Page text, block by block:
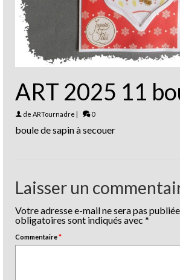
ART 2025 11
de ARTournadre | 0
boule de sapin à secouer
Laisser un
Votre adresse e-mail ne sera pas publiée.
obligatoires sont indiqués avec *
Commentaire*